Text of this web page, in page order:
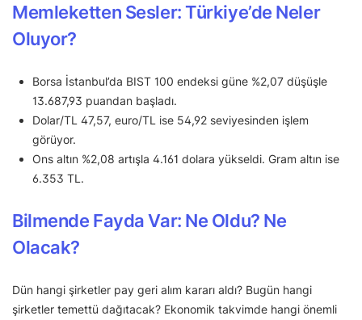
Memleketten Sesler: Türkiye’de Neler
Oluyor?
Borsa İstanbul’da BIST 100 endeksi güne %2,07 düşüşle
13.687,93 puandan başladı.
Dolar/TL 47,57, euro/TL ise 54,92 seviyesinden işlem
görüyor.
Ons altın %2,08 artışla 4.161 dolara yükseldi. Gram altın ise
6.353 TL.
Bilmende Fayda Var: Ne Oldu? Ne
Olacak?
Dün hangi şirketler pay geri alım kararı aldı? Bugün hangi
şirketler temettü dağıtacak? Ekonomik takvimde hangi önemli